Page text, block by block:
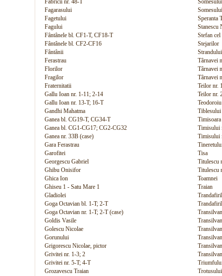
Fabricii nr. 48-T
Fagarasului
Fagetului
Speranta
Fagului
Stanescu
Fântânele bl. CF1-T, CF18-T
Stefan
Fântânele bl. CF2-CF16
Stejarilor
Fântânii
Strandului
Ferastrau
Târnavei
Florilor
Târnavei
Fragilor
Târnavei
Fraternitatii
Teilor nr.
Gallu Ioan nr. 1-11; 2-14
Teilor nr.
Gallu Ioan nr. 13-T; 16-T
Gandhi Mahatma
Tiblesului
Ganea bl. CG19-T, CG34-T
Timisoara
Ganea bl. CG1-CG17; CG2-CG32
Timisului
Ganea nr. 33B (case)
Timisului
Gara Ferastrau
Garofitei
Tisa
Georgescu Gabriel
Titulescu
Ghibu Onisifor
Titulescu
Ghica Ion
Toamnei
Ghiseu 1 - Satu Mare 1
Traian
Gladiolei
Goga Octavian bl. 1-T; 2-T
Goga Octavian nr. 1-T; 2-T (case)
Goldis Vasile
Golescu Nicolae
Gorunului
Grigorescu Nicolae, pictor
Grivitei nr. 1-3; 2
Grivitei nr. 5-T; 4-T
Grozavescu Traian
Trotusului